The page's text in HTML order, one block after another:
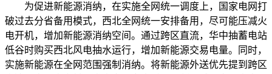
为促进新能源消纳，在实施全网统一调度上，国家电网打
破过去分省备用模式，西北全网统一安排备用，尽可能压减火
电开机，增加新能源消纳空间。通过跨区直流，华中抽蓄电站
低谷时购买西北风电抽水运行，增加新能源交易电量。同时，
实施新能源在全网范围强制消纳。将新能源外送优先提到跨区